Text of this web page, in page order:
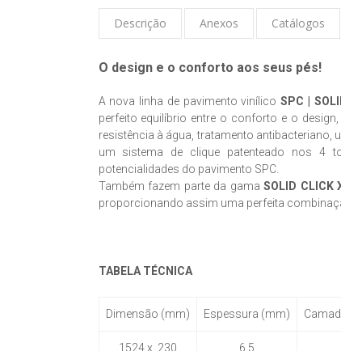
Descrição Anexos Catálogos
O design e o conforto aos seus pés!
A nova linha de pavimento vinílicoSPC |
perfeito equilíbrio entre o conforto e o
resistência à água, tratamento
um sistema de clique patenteado nos 4
potencialidades do pavimento SPC.
Também fazem parte da gamaSOLID CLICK
proporcionando assim uma perfeita
TABELA TÉCNICA
Dimensão (mm) Espessura (mm)
1524 x 230 6,5